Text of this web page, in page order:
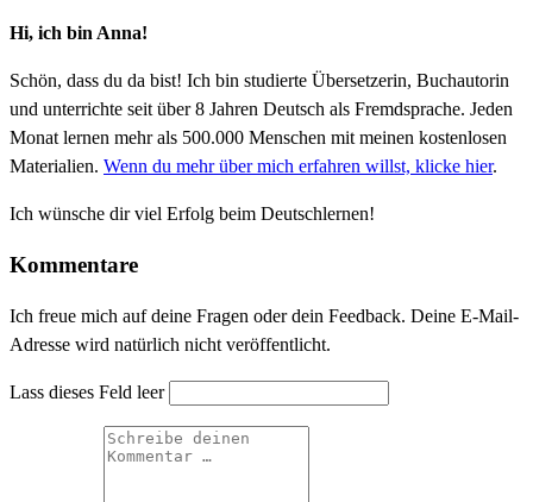
Hi, ich bin Anna!
Schön, dass du da bist! Ich bin studierte Übersetzerin, Buchautorin
und unterrichte seit über 8 Jahren Deutsch als Fremdsprache. Jeden
Monat lernen mehr als 500.000 Menschen mit meinen kostenlosen
Materialien. Wenn du mehr über mich erfahren willst, klicke hier.
Ich wünsche dir viel Erfolg beim Deutschlernen!
Kommentare
Ich freue mich auf deine Fragen oder dein Feedback. Deine E-Mail-
Adresse wird natürlich nicht veröffentlicht.
Lass dieses Feld leer